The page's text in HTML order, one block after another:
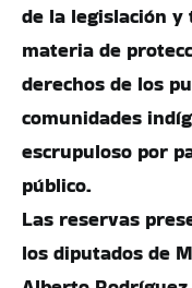
de la legislación
materia de
derechos de los
comunidades
escrupuloso por
público.
Las reservas
los diputados de